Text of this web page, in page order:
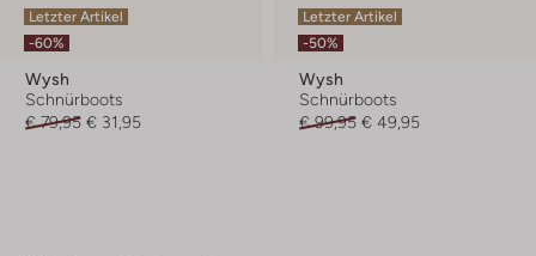
Letzter Artikel
-60%
Wysh
Schnürboots
€ 79,95 € 31,95
Letzter Artikel
-50%
Wysh
Schnürboots
€ 99,95 € 49,95